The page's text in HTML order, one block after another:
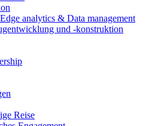
analytics & Data management
und -konstruktion
Reise